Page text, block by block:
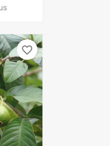
favorite_border